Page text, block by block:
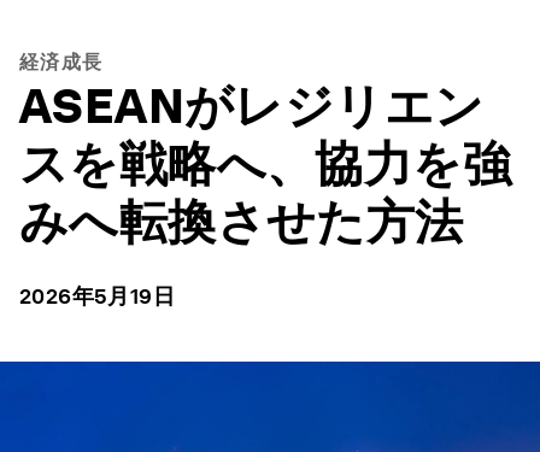
経済成長
ASEANがレジリエン
スを戦略へ、協力を強
みへ転換させた方法
2026年5月19日